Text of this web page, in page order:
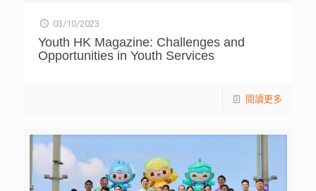
03/10/2023
Youth HK Magazine: Challenges and
Opportunities in Youth Services
閱讀更多